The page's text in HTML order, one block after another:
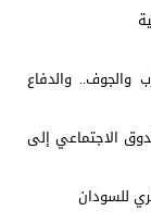
والجوف.. والدفاع
الاجتماعي إلى
للسودان